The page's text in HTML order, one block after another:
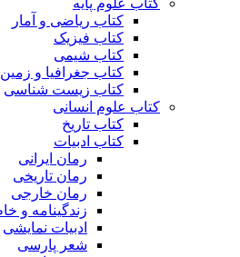
کتاب ریاضی و آمار
کتاب فیزیک
کتاب شیمی
کتاب جغرافیا و
کتاب زیست شناسی
کتاب علوم انسانی
کتاب تاریخ
کتاب ادبیات
رمان ایرانی
رمان تاریخی
رمان خارجی
زندگینامه و
ادبیات نمایشی
شعر پارسی